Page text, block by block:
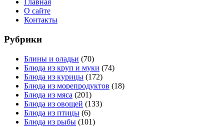
Главная
О сайте
Контакты
Рубрики
Блины и оладьи (70)
Блюда из круп и муки (74)
Блюда из курицы (172)
Блюда из морепродуктов (18)
Блюда из мяса (201)
Блюда из овощей (133)
Блюда из птицы (6)
Блюда из рыбы (101)